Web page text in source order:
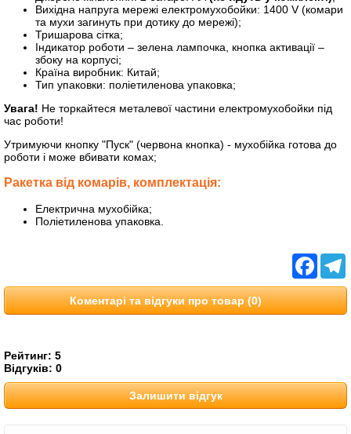
Вихідна напруга мережі електромухобойки: 1400 V (комари
та мухи загинуть при дотику до мережі);
Тришарова сітка;
Індикатор роботи – зелена лампочка, кнопка активації –
збоку на корпусі;
Країна виробник: Китай;
Тип упаковки: поліетиленова упаковка;
Увага! Не торкайтеся металевої частини електромухобойки під
час роботи!
Утримуючи кнопку "Пуск" (червона кнопка) - мухобійка готова до
роботи і може вбивати комах;
Ракетка від комарів, комплектація:
Електрична мухобійка;
Поліетиленова упаковка.
Коментарі та відгуки про товар (0)
Рейтинг: 5
Відгуків: 0
Залишити відгук